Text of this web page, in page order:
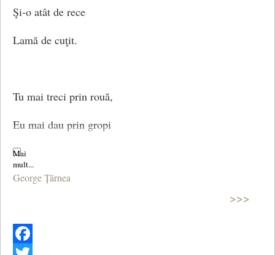
Şi-o atât de rece
Lamă de cuţit.
Tu mai treci prin rouă,
Eu mai dau prin gropi
Şi-s aceleaşi urme
Sub aceiaşi plopi.
Dar e-atâta ură
George Țărnea
>>>